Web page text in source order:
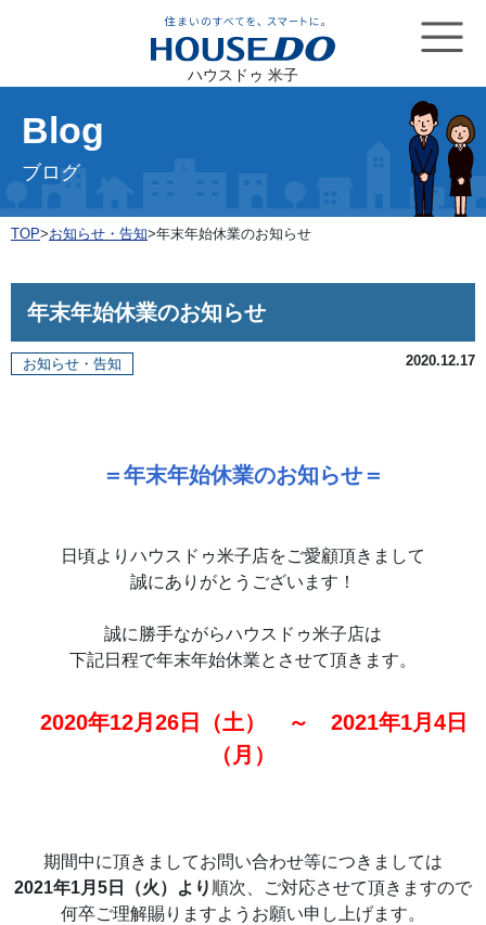
ハウスドゥ 米子
Blog
ブログ
TOP>お知らせ・告知>年末年始休業のお知らせ
年末年始休業のお知らせ
お知らせ・告知 2020.12.17
＝年末年始休業のお知らせ＝
日頃よりハウスドゥ米子店をご愛顧頂きまして
誠にありがとうございます！
誠に勝手ながらハウスドゥ米子店は
下記日程で年末年始休業とさせて頂きます。
2020年12月26日（土） ～ 2021年1月4日
（月）
期間中に頂きましてお問い合わせ等につきましては
2021年1月5日（火）より 順次、ご対応させて頂きますので
何卒ご理解賜りますようお願い申し上げます。